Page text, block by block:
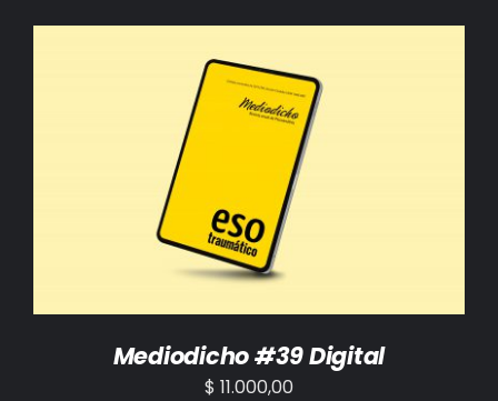
AÑADIR AL CARRITO /
Mediodicho #39 Digital
$ 11.000,00